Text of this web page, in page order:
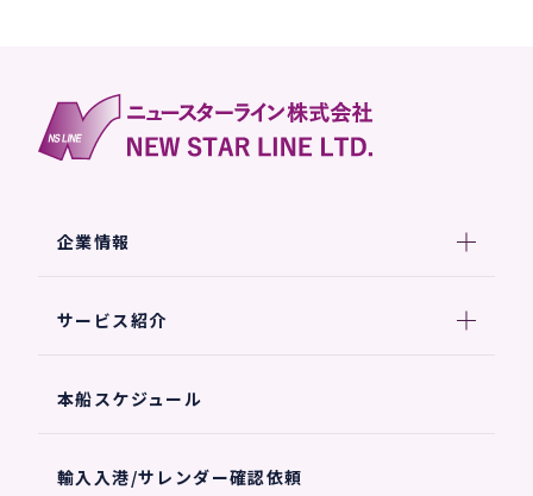
企業情報
サービス紹介
本船スケジュール
輸入入港/サレンダー確認依頼